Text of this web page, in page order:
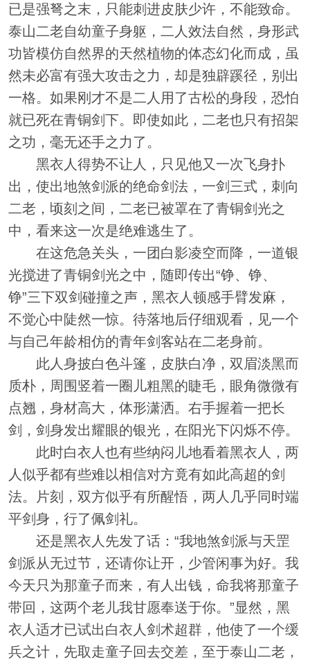
已是强弩之末，只能刺进皮肤少许，不能致命。
泰山二老自幼童子身躯，二人效法自然，身形武
功皆模仿自然界的天然植物的体态幻化而成，虽
然未必富有强大攻击之力，却是独辟蹊径，别出
一格。如果刚才不是二人用了古松的身段，恐怕
就已死在青铜剑下。即使如此，二老也只有招架
之功，毫无还手之力了。
黑衣人得势不让人，只见他又一次飞身扑
出，使出地煞剑派的绝命剑法，一剑三式，刺向
二老，顷刻之间，二老已被罩在了青铜剑光之
中，看来这一次是绝难逃生了。
在这危急关头，一团白影凌空而降，一道银
光搅进了青铜剑光之中，随即传出“铮、铮、
铮”三下双剑碰撞之声，黑衣人顿感手臂发麻，
不觉心中陡然一惊。待落地后仔细观看，见一个
与自己年龄相仿的青年剑客站在二老身前。
此人身披白色斗篷，皮肤白净，双眉淡黑而
质朴，周围竖着一圈儿粗黑的睫毛，眼角微微有
点翘，身材高大，体形潇洒。右手握着一把长
剑，剑身发出耀眼的银光，在阳光下闪烁不停。
此时白衣人也有些纳闷儿地看着黑衣人，两
人似乎都有些难以相信对方竟有如此高超的剑
法。片刻，双方似乎有所醒悟，两人几乎同时端
平剑身，行了佩剑礼。
还是黑衣人先发了话：“我地煞剑派与天罡
剑派从无过节，还请你让开，少管闲事为好。我
今天只为那童子而来，有人出钱，命我将那童子
带回，这两个老儿我甘愿奉送于你。”显然，黑
衣人适才已试出白衣人剑术超群，他使了一个缓
兵之计，先取走童子回去交差，至于泰山二老，